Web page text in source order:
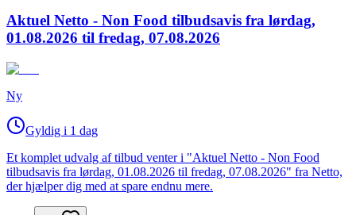
Aktuel Netto - Non Food tilbudsavis fra lørdag,
01.08.2026 til fredag, 07.08.2026
Ny
Gyldig i 1 dag
Et komplet udvalg af tilbud venter i "Aktuel Netto - Non Food
tilbudsavis fra lørdag, 01.08.2026 til fredag, 07.08.2026" fra Netto,
der hjælper dig med at spare endnu mere.